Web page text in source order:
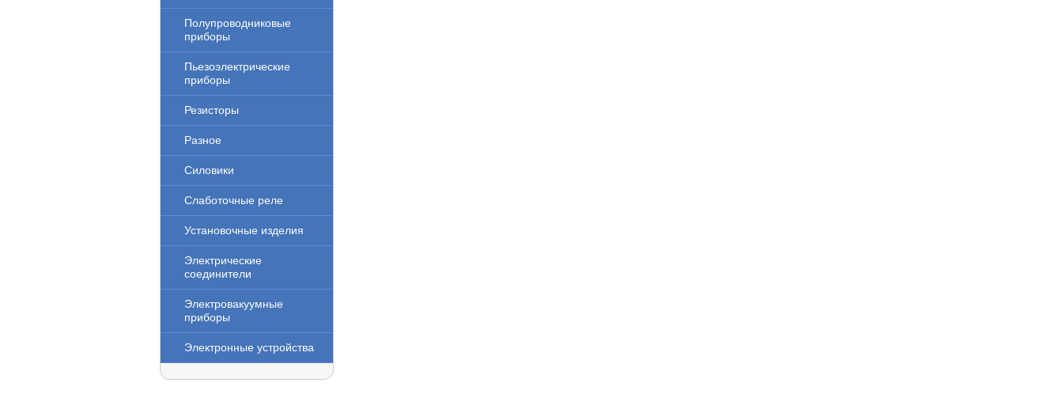
Полупроводниковые
приборы
Пьезоэлектрические
приборы
Резисторы
Разное
Силовики
Слаботочные реле
Установочные изделия
Электрические
соединители
Электровакуумные
приборы
Электронные устройства